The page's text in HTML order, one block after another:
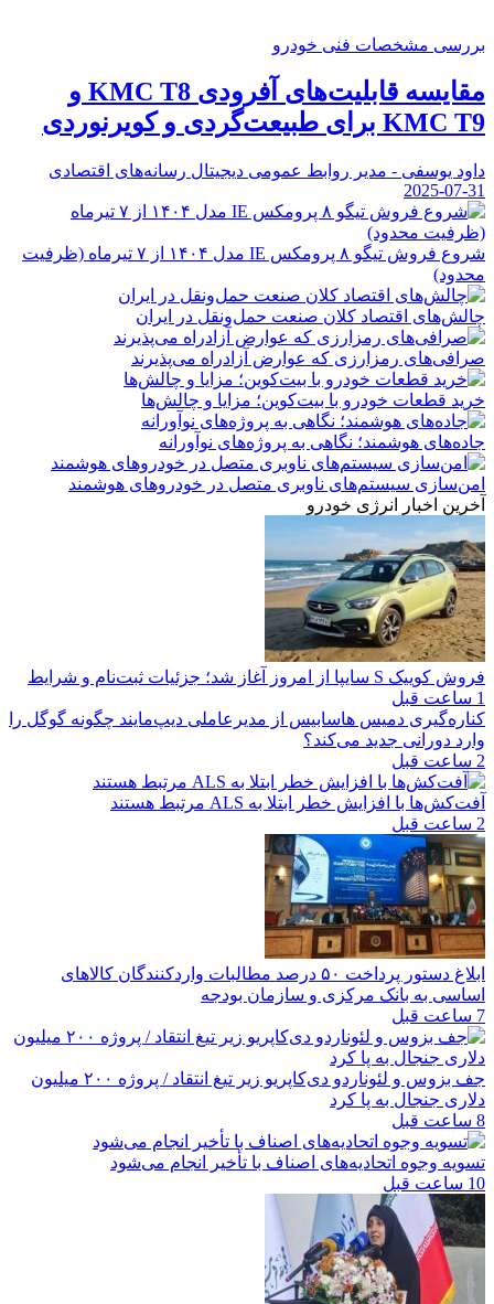
بررسی مشخصات فنی خودرو
مقایسه قابلیت‌های آفرودی KMC T8 و
KMC T9 برای طبیعت‌گردی و کویرنوردی
داود یوسفی - مدیر روابط عمومی دیجیتال رسانه‌های اقتصادی
2025-07-31
شروع فروش تیگو ۸ پرومکس IE مدل ۱۴۰۴ از ۷ تیرماه (ظرفیت
محدود)
چالش‌های اقتصاد کلان صنعت حمل‌ونقل در ایران
صرافی‌های رمزارزی که عوارض آزادراه می‌پذیرند
خرید قطعات خودرو با بیت‌کوین؛ مزایا و چالش‌ها
جاده‌های هوشمند؛ نگاهی به پروژه‌های نوآورانه
امن‌سازی سیستم‌های ناوبری متصل در خودروهای هوشمند
آخرین اخبار انرژی خودرو
فروش کوییک S سایپا از امروز آغاز شد؛ جزئیات ثبت‌نام و شرایط
1 ساعت قبل
کناره‌گیری دمیس هاسابیس از مدیرعاملی دیپ‌مایند چگونه گوگل را
وارد دورانی جدید می‌کند؟
2 ساعت قبل
آفت‌کش‌ها با افزایش خطر ابتلا به ALS مرتبط هستند
2 ساعت قبل
ابلاغ دستور پرداخت ۵۰ درصد مطالبات واردکنندگان کالاهای
اساسی به بانک مرکزی و سازمان بودجه
7 ساعت قبل
جف بزوس و لئوناردو دی‌کاپریو زیر تیغ انتقاد / پروژه ۲۰۰ میلیون
دلاری جنجال به پا کرد
8 ساعت قبل
تسویه وجوه اتحادیه‌های اصناف با تأخیر انجام می‌شود
10 ساعت قبل